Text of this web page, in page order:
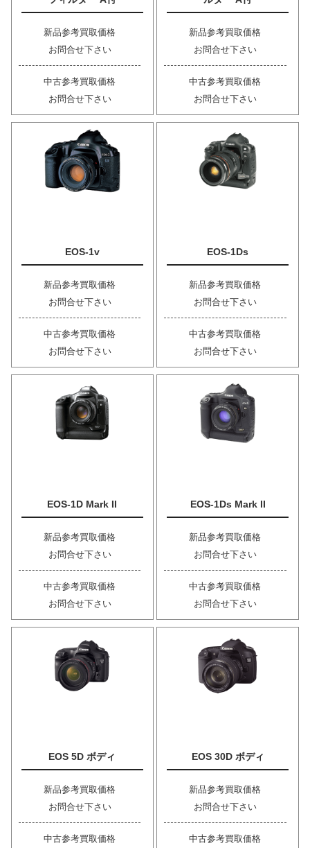
新品参考買取価格
お問合せ下さい
中古参考買取価格
お問合せ下さい
新品参考買取価格
お問合せ下さい
中古参考買取価格
お問合せ下さい
EOS-1v
新品参考買取価格
お問合せ下さい
中古参考買取価格
お問合せ下さい
EOS-1Ds
新品参考買取価格
お問合せ下さい
中古参考買取価格
お問合せ下さい
EOS-1D Mark II
新品参考買取価格
お問合せ下さい
中古参考買取価格
お問合せ下さい
EOS-1Ds Mark II
新品参考買取価格
お問合せ下さい
中古参考買取価格
お問合せ下さい
EOS 5D ボディ
新品参考買取価格
お問合せ下さい
中古参考買取価格
EOS 30D ボディ
新品参考買取価格
お問合せ下さい
中古参考買取価格